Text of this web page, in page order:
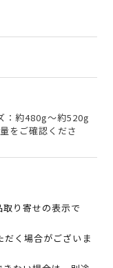
約480g～約520g
をご確認くださ
り寄せの表示で
く場合がございま